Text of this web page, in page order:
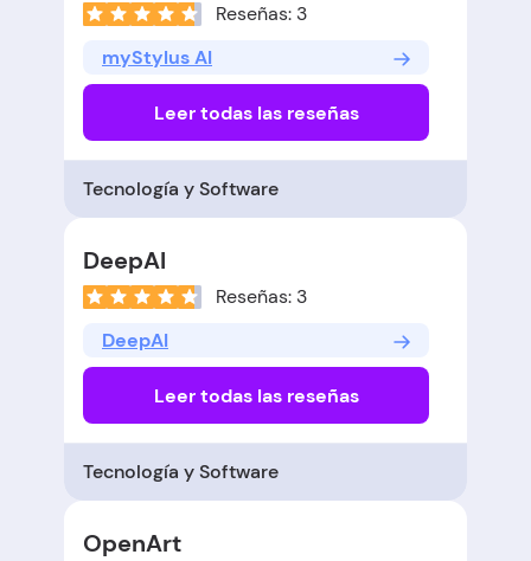
Reseñas: 3
myStylus AI
Leer todas las reseñas
Tecnología y Software
DeepAI
Reseñas: 3
DeepAI
Leer todas las reseñas
Tecnología y Software
OpenArt